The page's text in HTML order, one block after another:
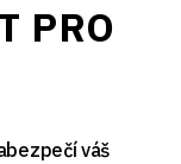
PRO
váš